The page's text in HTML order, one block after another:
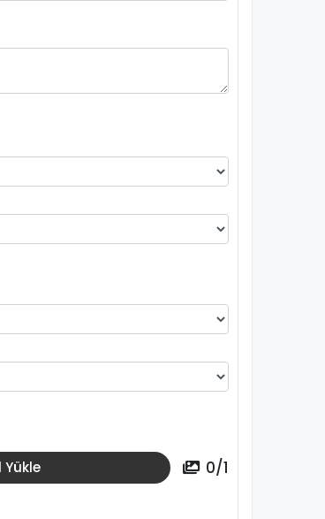
Yükle 0/1